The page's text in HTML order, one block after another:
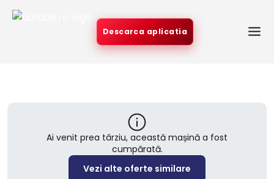
Descarca aplicatia
Ai venit prea târziu, această mașină a fost
cumpărată.
Vezi alte oferte similare